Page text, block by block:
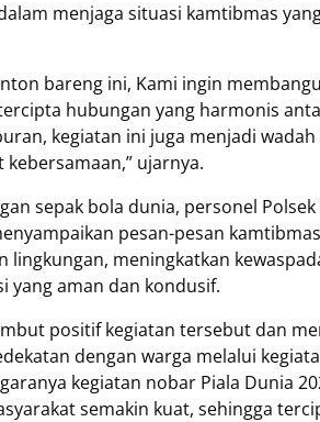
menjaga situasi kamtibmas
bareng ini, Kami ingin
hubungan yang harmonis
kegiatan ini juga menjadi
ujarnya.
sepak bola dunia, personel
pesan-pesan
lingkungan, meningkatkan
yang aman dan kondusif.
positif kegiatan tersebut dan
dengan warga melalui
kegiatan nobar Piala Dunia
semakin kuat, sehingga